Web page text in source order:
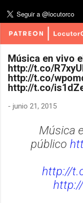
Música en vivo
http://t.co/
http://t.co/
http://t.co/
- junio 21, 2015
Música
público
http://